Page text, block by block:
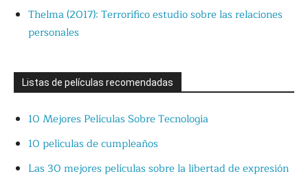
Thelma (2017): Terrorífico estudio sobre las relaciones
personales
Listas de películas recomendadas
10 Mejores Películas Sobre Tecnología
10 películas de cumpleaños
Las 30 mejores películas sobre la libertad de expresión